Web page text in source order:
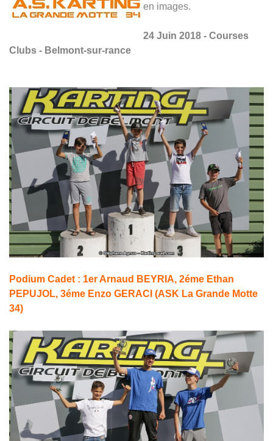
en images.
24 Juin 2018 - Courses
Clubs - Belmont-sur-rance
Podium Cadet : 1er Arnaud BEYRIA, 2éme Ethan
PEPUJOL, 3éme Enzo GERACI (ASK La Grande Motte
34)